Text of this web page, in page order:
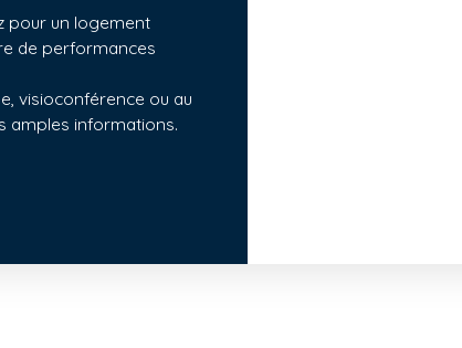
pour un logement
de performances
visioconférence ou au
amples informations.